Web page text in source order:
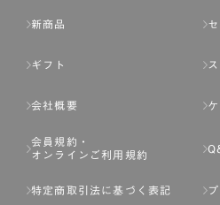
新商品
ギフト
会社概要
会員規約・
オンラインご利用規約
特定商取引法に基づく表記